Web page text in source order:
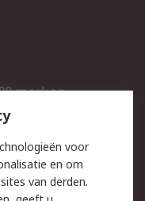
merken
voor
en om
van derden.